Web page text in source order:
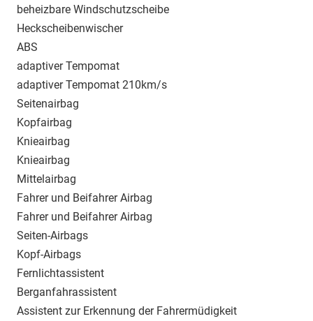
beheizbare Windschutzscheibe
Heckscheibenwischer
ABS
adaptiver Tempomat
adaptiver Tempomat 210km/s
Seitenairbag
Kopfairbag
Knieairbag
Knieairbag
Mittelairbag
Fahrer und Beifahrer Airbag
Fahrer und Beifahrer Airbag
Seiten-Airbags
Kopf-Airbags
Fernlichtassistent
Berganfahrassistent
Assistent zur Erkennung der Fahrermüdigkeit